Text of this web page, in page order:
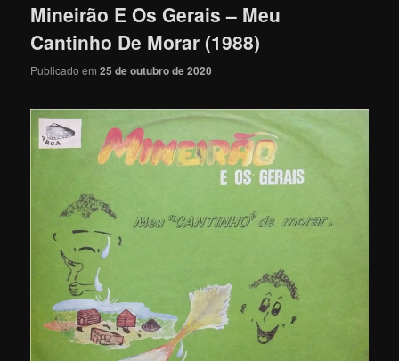
Mineirão E Os Gerais – Meu
Cantinho De Morar (1988)
Publicado em25 de outubro de 2020